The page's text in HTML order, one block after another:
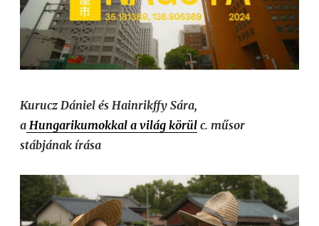
Kurucz Dániel és Hainrikffy Sára,
a Hungarikumokkal a világ körül c. műsor
stábjának írása